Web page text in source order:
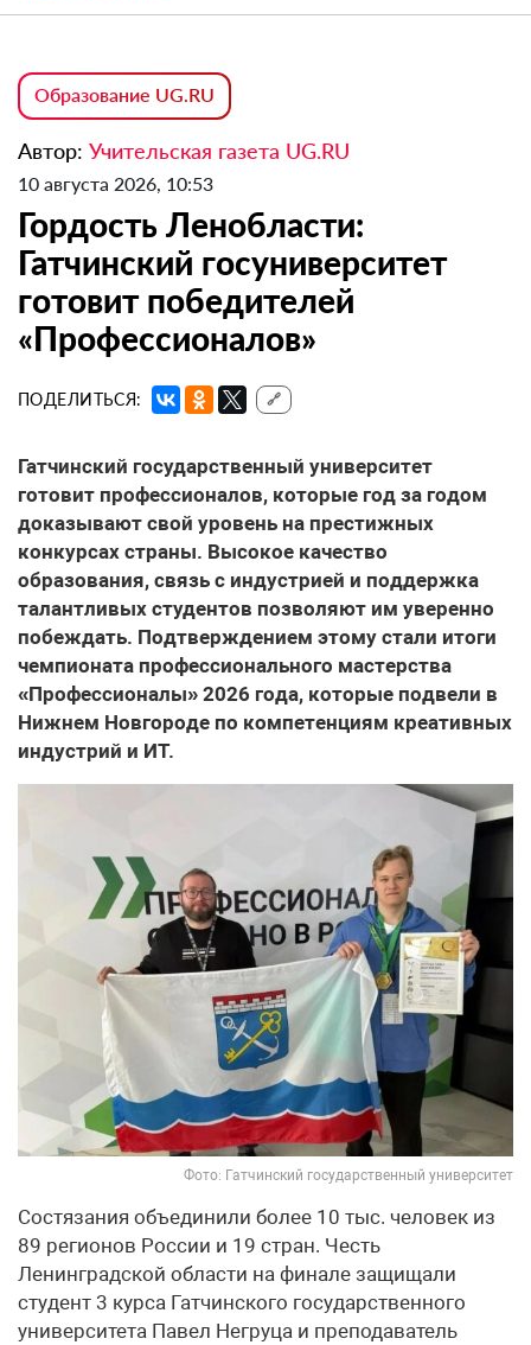
Образование UG.RU
Автор: Учительская газета UG.RU
10 августа 2026, 10:53
Гордость Ленобласти:
Гатчинский госуниверситет
готовит победителей
«Профессионалов»
ПОДЕЛИТЬСЯ: 🔗
Гатчинский государственный университет
готовит профессионалов, которые год за годом
доказывают свой уровень на престижных
конкурсах страны. Высокое качество
образования, связь с индустрией и поддержка
талантливых студентов позволяют им уверенно
побеждать. Подтверждением этому стали итоги
чемпионата профессионального мастерства
«Профессионалы» 2026 года, которые подвели в
Нижнем Новгороде по компетенциям креативных
индустрий и ИТ.
Фото: Гатчинский государственный университет
Состязания объединили более 10 тыс. человек из
89 регионов России и 19 стран. Честь
Ленинградской области на финале защищали
студент 3 курса Гатчинского государственного
университета Павел Негруца и преподаватель